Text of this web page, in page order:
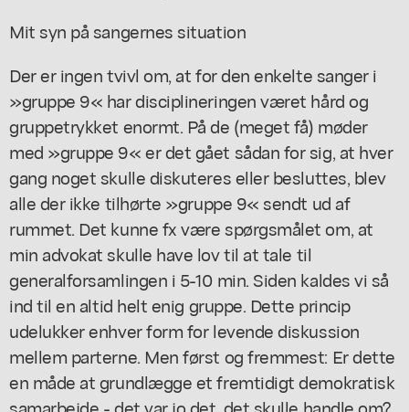
Mit syn på sangernes situation
Der er ingen tvivl om, at for den enkelte sanger i
»gruppe 9« har disciplineringen været hård og
gruppetrykket enormt. På de (meget få) møder
med »gruppe 9« er det gået sådan for sig, at hver
gang noget skulle diskuteres eller besluttes, blev
alle der ikke tilhørte »gruppe 9« sendt ud af
rummet. Det kunne fx være spørgsmålet om, at
min advokat skulle have lov til at tale til
generalforsamlingen i 5-10 min. Siden kaldes vi så
ind til en altid helt enig gruppe. Dette princip
udelukker enhver form for levende diskussion
mellem parterne. Men først og fremmest: Er dette
en måde at grundlægge et fremtidigt demokratisk
samarbejde - det var jo det, det skulle handle om?